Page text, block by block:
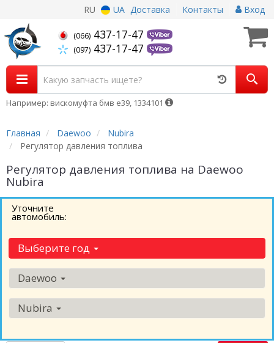
RU UA Доставка Контакты Вход
(066) 437-17-47
(097) 437-17-47
Например: вискомуфта бмв е39, 1334101
Главная Daewoo
Nubira
Регулятор давления топлива
Регулятор давления топлива на Daewoo
Nubira
Уточните
автомобиль:
Выберите год
Daewoo
Nubira